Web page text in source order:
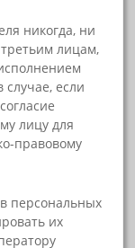
никогда, ни
лицам,
случае, если
лицу для
правовому
персональных
их